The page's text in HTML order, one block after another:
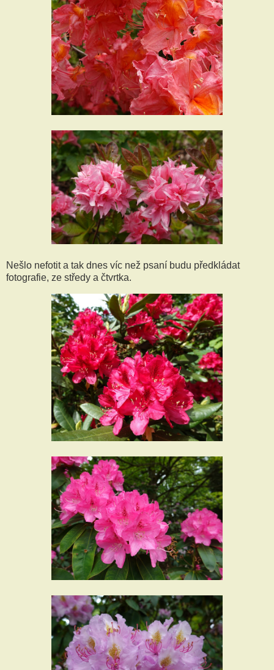
Nešlo nefotit a tak dnes víc než psaní budu předkládat
fotografie, ze středy a čtvrtka.